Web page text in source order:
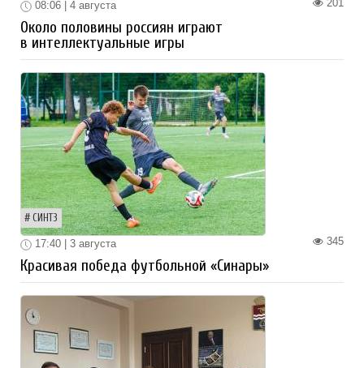
201
08:06 | 4 августа
Около половины россиян играют
в интеллектуальные игры
СИНТЗ
345
17:40 | 3 августа
Красивая победа футбольной «Синары»